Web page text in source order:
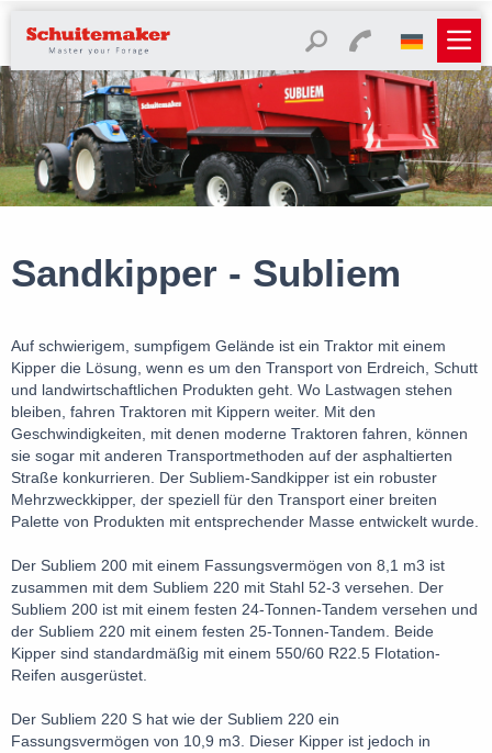
Sandkipper - Subliem
Auf schwierigem, sumpfigem Gelände ist ein Traktor mit einem
Kipper die Lösung, wenn es um den Transport von Erdreich, Schutt
und landwirtschaftlichen Produkten geht. Wo Lastwagen stehen
bleiben, fahren Traktoren mit Kippern weiter. Mit den
Geschwindigkeiten, mit denen moderne Traktoren fahren, können
sie sogar mit anderen Transportmethoden auf der asphaltierten
Straße konkurrieren. Der Subliem-Sandkipper ist ein robuster
Mehrzweckkipper, der speziell für den Transport einer breiten
Palette von Produkten mit entsprechender Masse entwickelt wurde.
Der Subliem 200 mit einem Fassungsvermögen von 8,1 m3 ist
zusammen mit dem Subliem 220 mit Stahl 52-3 versehen. Der
Subliem 200 ist mit einem festen 24-Tonnen-Tandem versehen und
der Subliem 220 mit einem festen 25-Tonnen-Tandem. Beide
Kipper sind standardmäßig mit einem 550/60 R22.5 Flotation-
Reifen ausgerüstet.
Der Subliem 220 S hat wie der Subliem 220 ein
Fassungsvermögen von 10,9 m3. Dieser Kipper ist jedoch in